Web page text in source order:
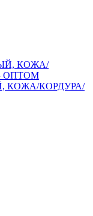
КОЖА/КОРДУРА/